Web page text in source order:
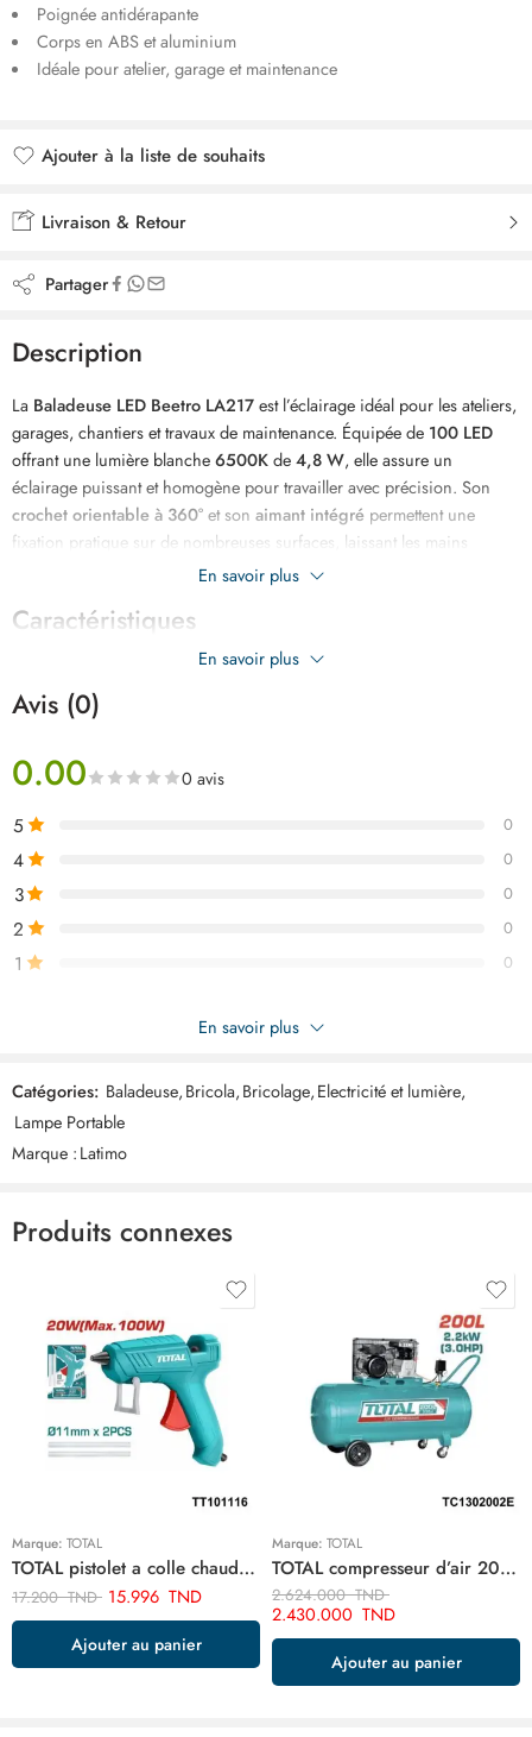
Poignée antidérapante
Corps en ABS et aluminium
Idéale pour atelier, garage et maintenance
Ajouter à la liste de souhaits
Livraison & Retour
Partager
Description
La Baladeuse LED Beetro LA217est l’éclairage idéal pour les ateliers,
garages, chantiers et travaux de maintenance. Équipée de 100 LED
offrant une lumière blanche6500Kde4,8 W, elle assure un
éclairage puissant et homogène pour travailler avec précision. Son
crochet orientable à 360°et son aimant intégré permettent une
fixation pratique sur de nombreuses surfaces, laissant les mains
câble de 8 mètres offre une grande liberté de
en main confortable. Fabriquée en
est conçue pour résister aux conditions d’utilisation intensives.
rapide et garantie.
En savoir plus
Caractéristiques
En savoir plus
Avis (0)
0.00 0 avis
5 0
4 0
3 0
2 0
1 0
Soyez le premier à donner votre avis sur “LATIMO Baladeuse avec
fil ART04786”
Commentaires
Il n'y a pas encore de critiques.
En savoir plus
Catégories: Baladeuse,Bricola,Bricolage,Electricité et lumière,
Lampe Portable
Marque :Latimo
Produits connexes
Marque: TOTAL
TOTAL pistolet a colle chaude 100w TT101116
17.200TND 15.996 TND
Ajouter au panier
Marque: TOTAL
TOTAL compresseur d’air 200 litre 220v monophase TC1302002E
2.624.000TND
2.430.000 TND
Ajouter au panier